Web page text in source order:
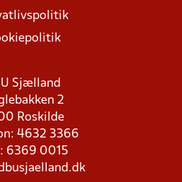
Sjælland
2
Roskilde
4632 3366
6369 0015